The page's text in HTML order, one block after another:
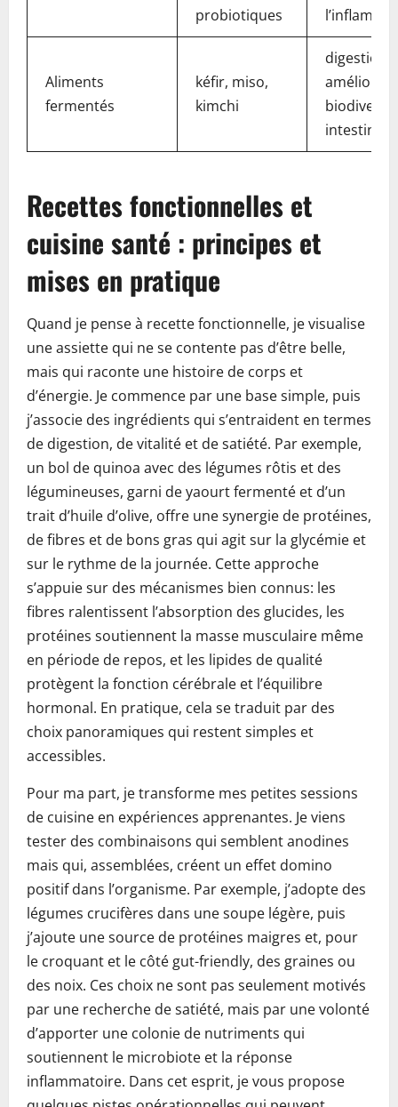
probiotiques
Aliments
fermentés
kéfir, miso,
kimchi
digestion
améliorée
intestinale
Recettes fonctionnelles et
cuisine santé : principes et
mises en pratique
Quand je pense à recette fonctionnelle, je visualise
une assiette qui ne se contente pas d’être belle,
mais qui raconte une histoire de corps et
d’énergie. Je commence par une base simple, puis
j’associe des ingrédients qui s’entraident en termes
de digestion, de vitalité et de satiété. Par exemple,
un bol de quinoa avec des légumes rôtis et des
légumineuses, garni de yaourt fermenté et d’un
trait d’huile d’olive, offre une synergie de protéines,
de fibres et de bons gras qui agit sur la glycémie et
sur le rythme de la journée. Cette approche
s’appuie sur des mécanismes bien connus: les
fibres ralentissent l’absorption des glucides, les
protéines soutiennent la masse musculaire même
en période de repos, et les lipides de qualité
protègent la fonction cérébrale et l’équilibre
hormonal. En pratique, cela se traduit par des
choix panoramiques qui restent simples et
accessibles.
Pour ma part, je transforme mes petites sessions
de cuisine en expériences apprenantes. Je viens
tester des combinaisons qui semblent anodines
mais qui, assemblées, créent un effet domino
positif dans l’organisme. Par exemple, j’adopte des
légumes crucifères dans une soupe légère, puis
j’ajoute une source de protéines maigres et, pour
le croquant et le côté gut-friendly, des graines ou
des noix. Ces choix ne sont pas seulement motivés
par une recherche de satiété, mais par une volonté
d’apporter une colonie de nutriments qui
soutiennent le microbiote et la réponse
inflammatoire. Dans cet esprit, je vous propose